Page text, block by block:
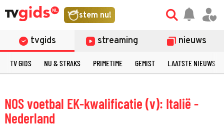
stem nu!
tvgids streaming nieuws
TV GIDS NU & STRAKS PRIMETIME GEMIST LAATSTE NIEUWS
NOS voetbal EK-kwalificatie (v): Italië -
Nederland